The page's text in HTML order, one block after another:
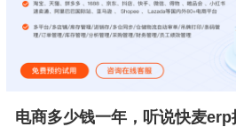
电商多少钱一年，听说快麦